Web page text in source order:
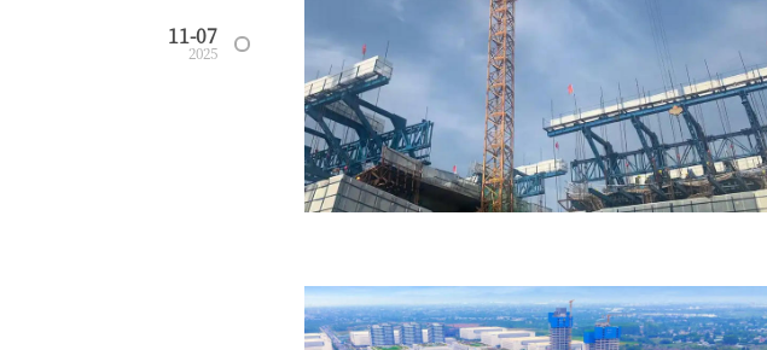
11-07
2025